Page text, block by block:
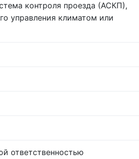
контроля проезда (АСКП),
управления климатом или
ответственностью